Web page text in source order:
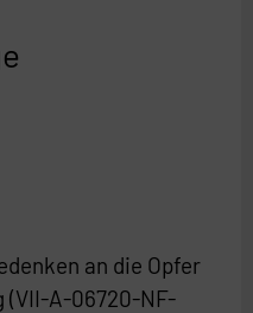
an die Opfer
(VII-A-06720-NF-